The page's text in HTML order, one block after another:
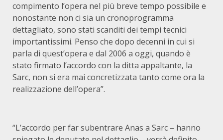
compimento l’opera nel più breve tempo possibile e
nonostante non ci sia un cronoprogramma
dettagliato, sono stati scanditi dei tempi tecnici
importantissimi. Penso che dopo decenni in cui si
parla di quest’opera e dal 2006 a oggi, quando è
stato firmato l’accordo con la ditta appaltante, la
Sarc, non si era mai concretizzata tanto come ora la
realizzazione dell’opera”.
“L’accordo per far subentrare Anas a Sarc – hanno